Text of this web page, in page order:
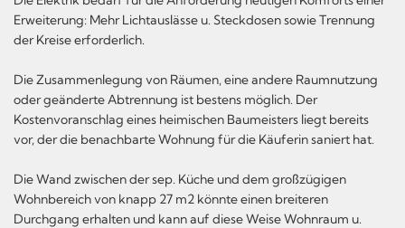
Erweiterung: Mehr Lichtauslässe u. Steckdosen sowie Trennung
der Kreise erforderlich.
Die Zusammenlegung von Räumen, eine andere Raumnutzung
oder geänderte Abtrennung ist bestens möglich. Der
Kostenvoranschlag eines heimischen Baumeisters liegt bereits
vor, der die benachbarte Wohnung für die Käuferin saniert hat.
Die Wand zwischen der sep. Küche und dem großzügigen
Wohnbereich von knapp 27 m2 könnte einen breiteren
Durchgang erhalten und kann auf diese Weise Wohnraum u.